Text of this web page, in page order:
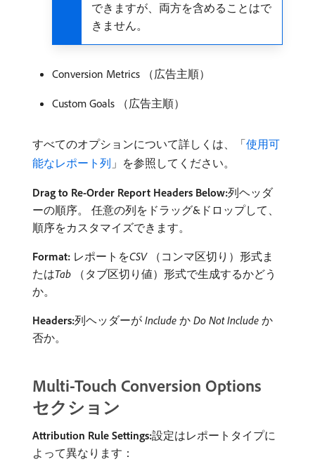
できますが、両方を含めることはで
きません。
Conversion Metrics （広告主順）
Custom Goals （広告主順）
すべてのオプションについて詳しくは、「使用可
能なレポート列 」を参照してください。
Drag to Re-Order Report Headers Below:​列ヘッダ
ーの順序。 任意の列をドラッグ&ドロップして、
順序をカスタマイズできます。
Format: レポートを​CSV（コンマ区切り）形式ま
たは​Tab （タブ区切り値）形式で生成するかどう
か。
Headers:​列ヘッダーが​ Include ​か​ Do Not Include ​か
否か。
Multi-Touch Conversion Options
セクション
Attribution Rule Settings:​設定はレポートタイプに
よって異なります：